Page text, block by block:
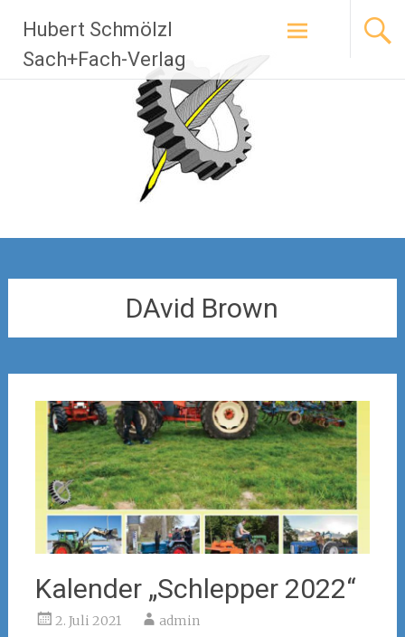
Inhalt
springen
Hubert Schmölzl
Sach+Fach-Verlag
DAvid Brown
Kalender „Schlepper 2022“
2. Juli 2021 admin